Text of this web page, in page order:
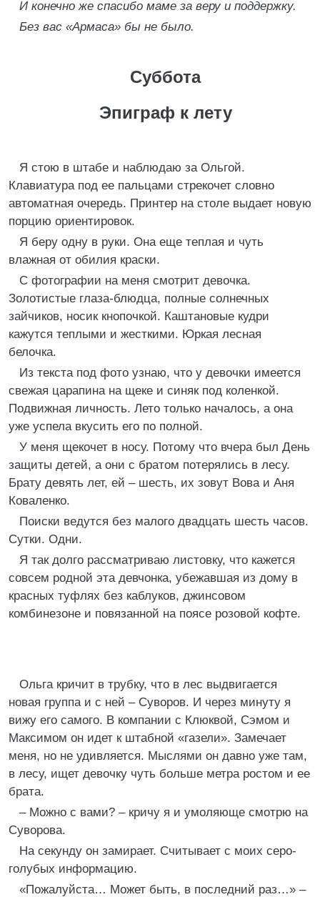
И конечно же спасибо маме за веру и поддержку.
Без вас «Армаса» бы не было.
Суббота
Эпиграф к лету
Я стою в штабе и наблюдаю за Ольгой.
Клавиатура под ее пальцами стрекочет словно
автоматная очередь. Принтер на столе выдает новую
порцию ориентировок.
Я беру одну в руки. Она еще теплая и чуть
влажная от обилия краски.
С фотографии на меня смотрит девочка.
Золотистые глаза-блюдца, полные солнечных
зайчиков, носик кнопочкой. Каштановые кудри
кажутся теплыми и жесткими. Юркая лесная
белочка.
Из текста под фото узнаю, что у девочки имеется
свежая царапина на щеке и синяк под коленкой.
Подвижная личность. Лето только началось, а она
уже успела вкусить его по полной.
У меня щекочет в носу. Потому что вчера был День
защиты детей, а они с братом потерялись в лесу.
Брату девять лет, ей – шесть, их зовут Вова и Аня
Коваленко.
Поиски ведутся без малого двадцать шесть часов.
Сутки. Одни.
Я так долго рассматриваю листовку, что кажется
совсем родной эта девчонка, убежавшая из дому в
красных туфлях без каблуков, джинсовом
комбинезоне и повязанной на поясе розовой кофте.
Ольга кричит в трубку, что в лес выдвигается
новая группа и с ней – Суворов. И через минуту я
вижу его самого. В компании с Клюквой, Сэмом и
Максимом он идет к штабной «газели». Замечает
меня, но не удивляется. Мыслями он давно уже там,
в лесу, ищет девочку чуть больше метра ростом и ее
брата.
– Можно с вами? – кричу я и умоляюще смотрю на
Суворова.
На секунду он замирает. Считывает с моих серо-
голубых информацию.
«Пожалуйста… Может быть, в последний раз…» –